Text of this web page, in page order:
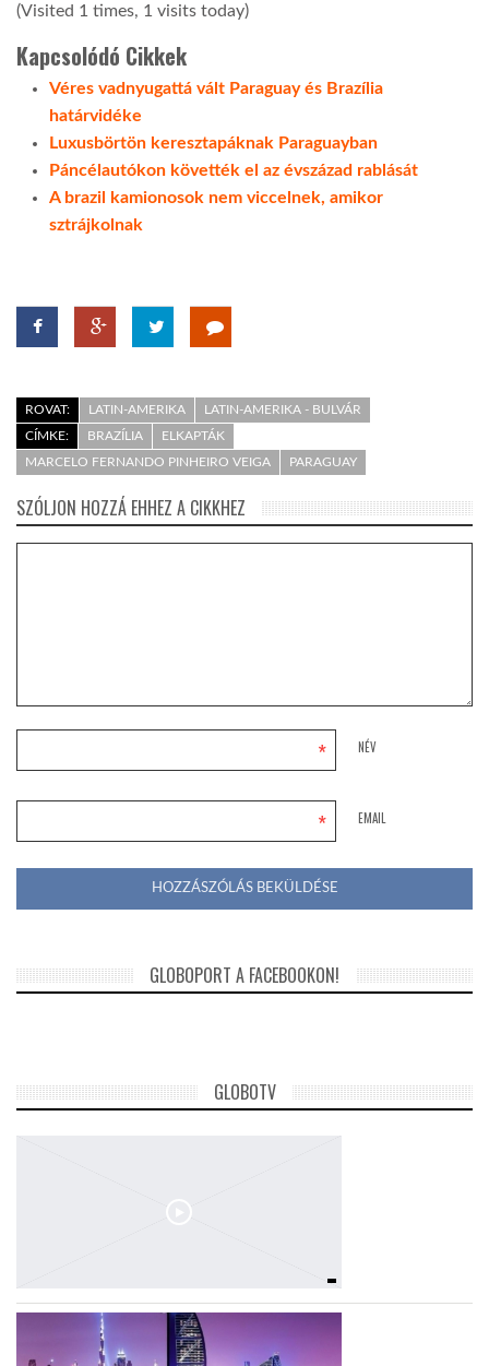
GLOBOBOOK
(Visited 1 times, 1 visits today)
Kapcsolódó Cikkek
Véres vadnyugattá vált Paraguay és Brazília
határvidéke
Luxusbörtön keresztapáknak Paraguayban
Páncélautókon követték el az évszázad rablását
A brazil kamionosok nem viccelnek, amikor
sztrájkolnak
ROVAT: LATIN-AMERIKA
LATIN-AMERIKA - BULVÁR
CÍMKE:
BRAZÍLIA
ELKAPTÁK
MARCELO FERNANDO PINHEIRO VEIGA
PARAGUAY
SZÓLJON HOZZÁ EHHEZ A CIKKHEZ
NÉV
*
EMAIL
*
GLOBOPORT A FACEBOOKON!
GLOBOTV